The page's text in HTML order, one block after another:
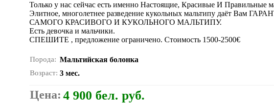
Только у нас сейчас есть именно Настоящие, Красивые И Правильные
Элитное, многолетнее разведение кукольных мальтипу даёт Вам
САМОГО КРАСИВОГО И КУКОЛЬНОГО МАЛЬТИПУ.
Есть девочка и мальчики.
СПЕШИТЕ , предложение ограничено. Стоимость 1500-2500€
Порода: Мальтийская болонка
Возраст: 3 мес.
Цена: 4 900 бел. руб.